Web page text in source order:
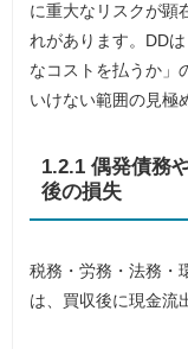
に重大なリスクが顕
れがあります。DD
なコストを払うか」
いけない範囲の見極
1.2.1 偶発債務
後の損失
税務・労務・法務・
は、買収後に現金流